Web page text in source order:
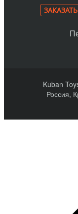
Kuban
Россия,